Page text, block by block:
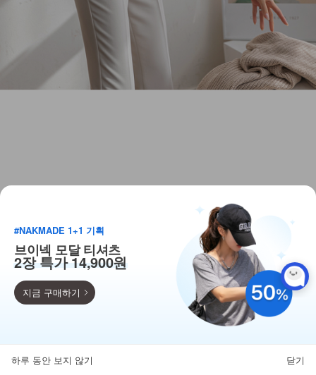
득템찬스
#NAKMADE 1+1 기획
브이넥 모달 티셔츠
2장 특가 14,900원
지금 구매하기
하루 동안 보지 않기 닫기
뒤로가기 카테고리 마이페이지